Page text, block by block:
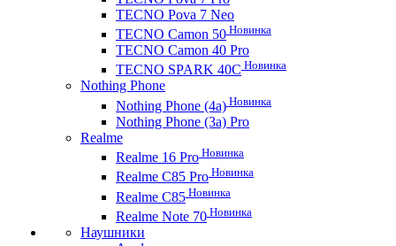
TECNO Pova 7 Neo
TECNO Camon 50 Новинка
TECNO Camon 40 Pro
TECNO SPARK 40C Новинка
Nothing Phone
Nothing Phone (4a) Новинка
Nothing Phone (3a) Pro
Realme
Realme 16 Pro Новинка
Realme C85 Pro Новинка
Realme C85 Новинка
Realme Note 70 Новинка
Наушники